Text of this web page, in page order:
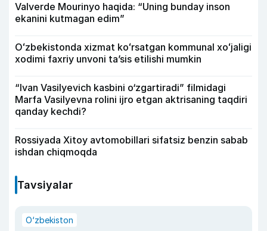
Valverde Mourinyo haqida: “Uning bunday inson
ekanini kutmagan edim”
Oʻzbekistonda xizmat koʻrsatgan kommunal xoʻjaligi
xodimi faxriy unvoni taʼsis etilishi mumkin
“Ivan Vasilyevich kasbini o‘zgartiradi” filmidagi
Marfa Vasilyevna rolini ijro etgan aktrisaning taqdiri
qanday kechdi?
Rossiyada Xitoy avtomobillari sifatsiz benzin sabab
ishdan chiqmoqda
Tavsiyalar
O‘zbekiston